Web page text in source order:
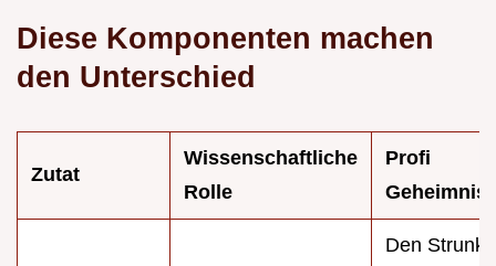
Diese Komponenten machen
den Unterschied
Zutat
Wissenschaftliche
Rolle
Profi
Geheimnis
Den Strunk